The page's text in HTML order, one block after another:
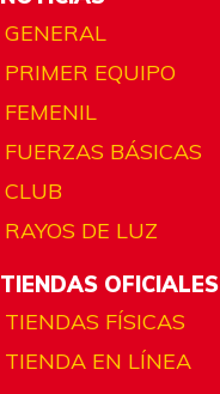
GENERAL
PRIMER EQUIPO
FEMENIL
FUERZAS BÁSICAS
CLUB
RAYOS DE LUZ
TIENDAS OFICIALES
TIENDAS FÍSICAS
TIENDA EN LÍNEA